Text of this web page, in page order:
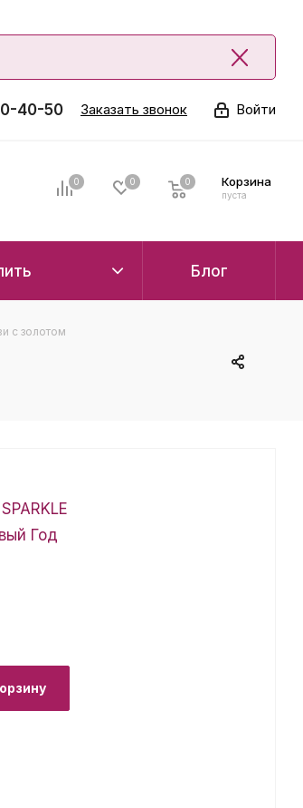
Войти
40-50 Заказать звонок
0 0 Корзина
0
пуста
0
Блог
с золотом
Год